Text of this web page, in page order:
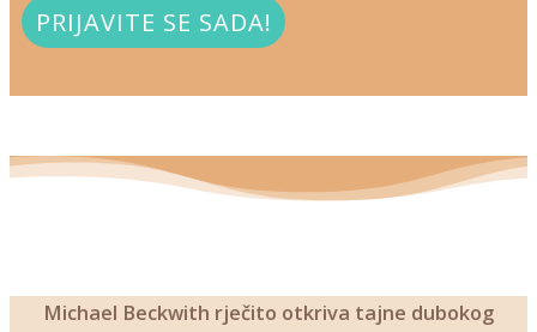
PRIJAVITE SE SADA!
Michael Beckwith rječito otkriva tajne dubokog